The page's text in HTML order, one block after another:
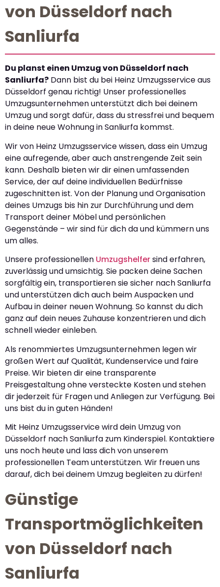
von Düsseldorf nach
Sanliurfa
Du planst einen Umzug von Düsseldorf nach
Sanliurfa? Dann bist du bei Heinz Umzugsservice aus
Düsseldorf genau richtig! Unser professionelles
Umzugsunternehmen unterstützt dich bei deinem
Umzug und sorgt dafür, dass du stressfrei und bequem
in deine neue Wohnung in Sanliurfa kommst.
Wir von Heinz Umzugsservice wissen, dass ein Umzug
eine aufregende, aber auch anstrengende Zeit sein
kann. Deshalb bieten wir dir einen umfassenden
Service, der auf deine individuellen Bedürfnisse
zugeschnitten ist. Von der Planung und Organisation
deines Umzugs bis hin zur Durchführung und dem
Transport deiner Möbel und persönlichen
Gegenstände – wir sind für dich da und kümmern uns
um alles.
Unsere professionellen Umzugshelfersind erfahren,
zuverlässig und umsichtig. Sie packen deine Sachen
sorgfältig ein, transportieren sie sicher nach Sanliurfa
und unterstützen dich auch beim Auspacken und
Aufbau in deiner neuen Wohnung. So kannst du dich
ganz auf dein neues Zuhause konzentrieren und dich
schnell wieder einleben.
Als renommiertes Umzugsunternehmen legen wir
großen Wert auf Qualität, Kundenservice und faire
Preise. Wir bieten dir eine transparente
Preisgestaltung ohne versteckte Kosten und stehen
dir jederzeit für Fragen und Anliegen zur Verfügung. Bei
uns bist du in guten Händen!
Mit Heinz Umzugsservice wird dein Umzug von
Düsseldorf nach Sanliurfa zum Kinderspiel. Kontaktiere
uns noch heute und lass dich von unserem
professionellen Team unterstützen. Wir freuen uns
darauf, dich bei deinem Umzug begleiten zu dürfen!
Günstige
Transportmöglichkeiten
von Düsseldorf nach
Sanliurfa